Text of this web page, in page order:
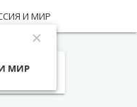
И МИР
МИР